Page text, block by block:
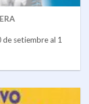
setiembre al 1